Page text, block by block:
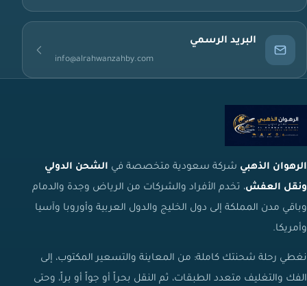
البريد الرسمي
info@alrahwanzahby.com
الرهوان الذهبي شركة سعودية متخصصة في الشحن الدولي
ونقل العفش، تخدم الأفراد والشركات من الرياض وجدة والدمام
وباقي مدن المملكة إلى دول الخليج والدول العربية وأوروبا وآسيا
وأمريكا.
نغطي رحلة شحنتك كاملة: من المعاينة والتسعير المكتوب، إلى
الفك والتغليف متعدد الطبقات، ثم النقل بحراً أو جواً أو براً، وحتى